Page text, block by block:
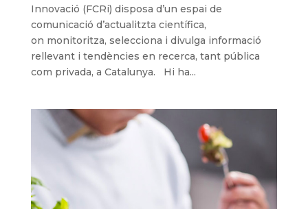
Innovació (FCRi) disposa d’un espai de
comunicació d’actualitzta científica,
on monitoritza, selecciona i divulga informació
rellevant i tendències en recerca, tant pública
com privada, a Catalunya. Hi ha...